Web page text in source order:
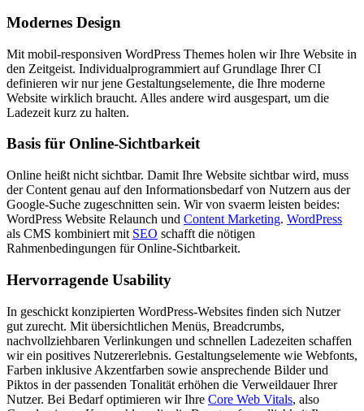
Modernes Design
Mit mobil-responsiven WordPress Themes holen wir Ihre Website in
den Zeitgeist. Individualprogrammiert auf Grundlage Ihrer CI
definieren wir nur jene Gestaltungselemente, die Ihre moderne
Website wirklich braucht. Alles andere wird ausgespart, um die
Ladezeit kurz zu halten.
Basis für Online-Sichtbarkeit
Online heißt nicht sichtbar. Damit Ihre Website sichtbar wird, muss
der Content genau auf den Informationsbedarf von Nutzern aus der
Google-Suche zugeschnitten sein. Wir von svaerm leisten beides:
WordPress Website Relaunch und Content Marketing. WordPress
als CMS kombiniert mit SEO schafft die nötigen
Rahmenbedingungen für Online-Sichtbarkeit.
Hervorragende Usability
In geschickt konzipierten WordPress-Websites finden sich Nutzer
gut zurecht. Mit übersichtlichen Menüs, Breadcrumbs,
nachvollziehbaren Verlinkungen und schnellen Ladezeiten schaffen
wir ein positives Nutzererlebnis. Gestaltungselemente wie Webfonts,
Farben inklusive Akzentfarben sowie ansprechende Bilder und
Piktos in der passenden Tonalität erhöhen die Verweildauer Ihrer
Nutzer. Bei Bedarf optimieren wir Ihre Core Web Vitals, also